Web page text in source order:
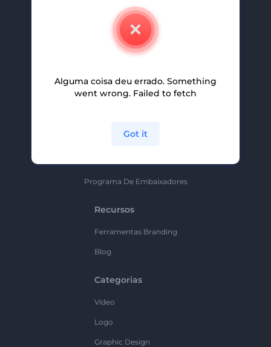
Contate-Nos
Carreiras
Programa De Afiliados
Programa De Embaixadores
Recursos
Ferramentas Branding
Blog
Categorias
Vídeo
Logo
Graphic Design
Alguma coisa deu errado. Something
went wrong. Failed to fetch
Got it